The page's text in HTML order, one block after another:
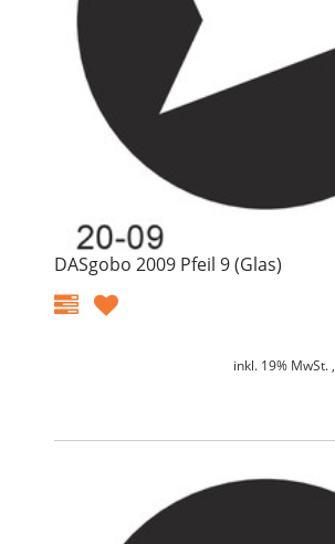
DASgobo 2009 Pfeil 9 (Glas)
inkl. 19% MwSt. ,